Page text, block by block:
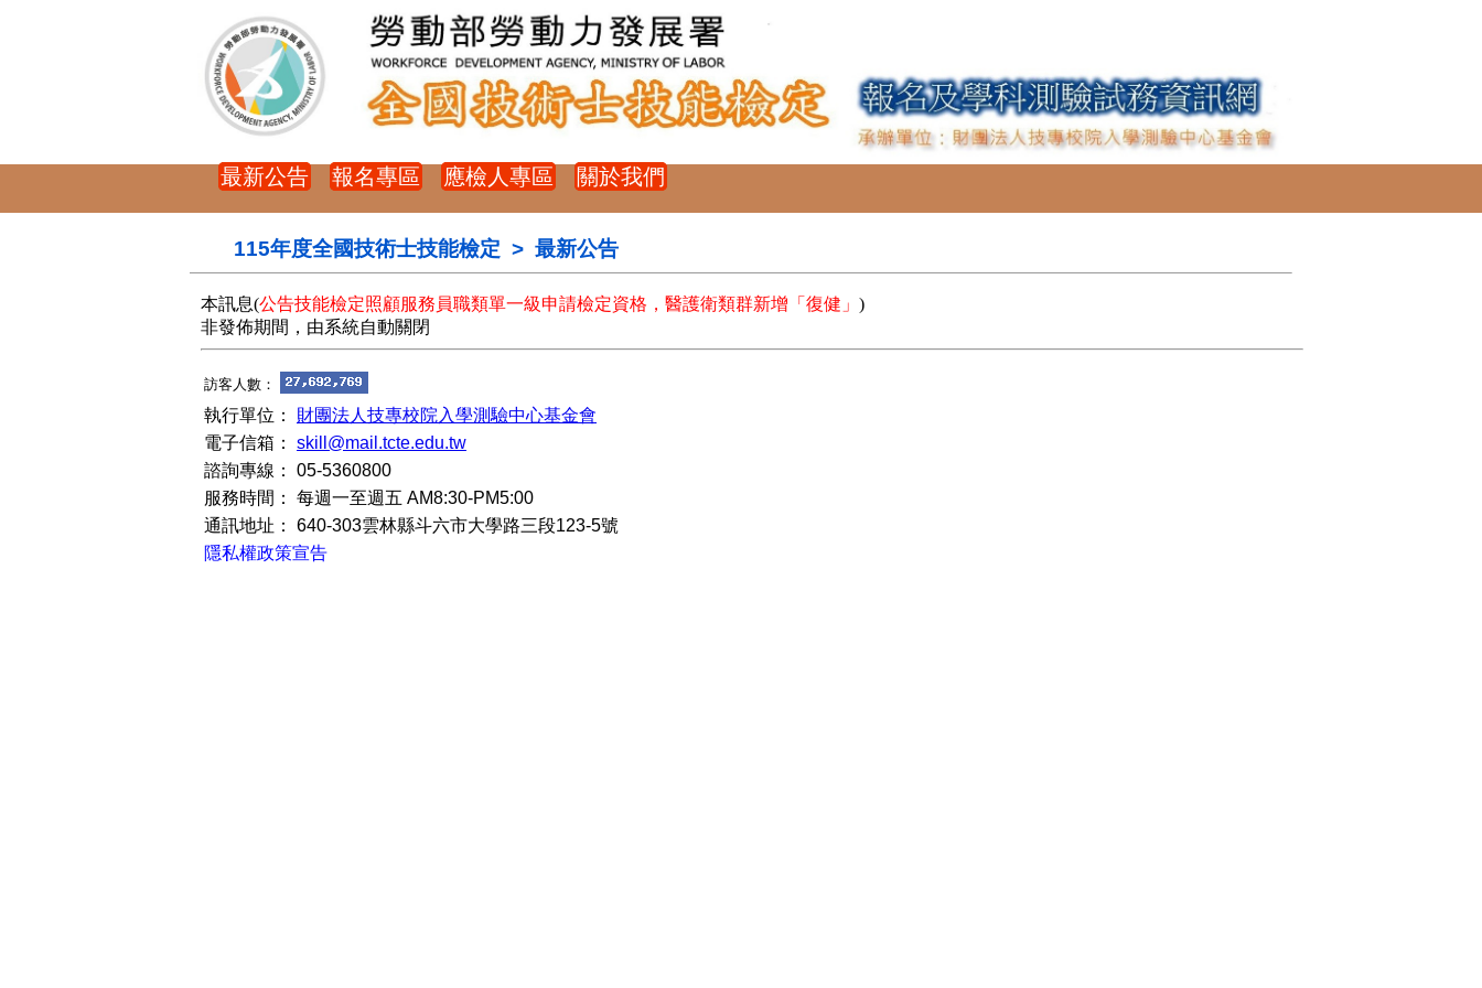
最新公告
+
報名專區 應檢人專區 關於我們
115年度全國技術士技能檢定 > 最新公告
本訊息(公告技能檢定照顧服務員職類單一級申請檢定資格，醫護衛類群新增「復健」 )
非發佈期間，由系統自動關閉
訪客人數：
執行單位：
財團法人技專校院入學測驗中心基金會
電子信箱：
skill@mail.tcte.edu.tw
諮詢專線：
05-5360800
服務時間：
每週一至週五 AM8:30-PM5:00
通訊地址：
640-303雲林縣斗六市大學路三段123-5號
隱私權政策宣告